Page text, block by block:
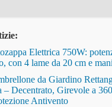
Elettrica 750W:
con 4 lame da 20 cm e
da Giardino
– Decentrato, Girevole a
Antivento